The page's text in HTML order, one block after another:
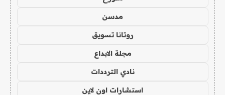
مدسن
روتانا تسويق
مجلة الابداع
نادي الترددات
استشارات اون لاين